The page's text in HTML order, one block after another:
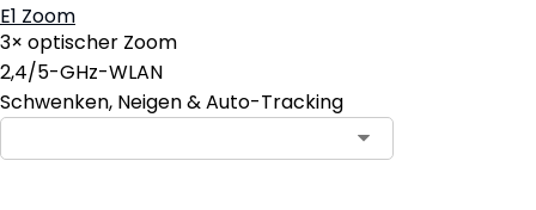
E1 Zoom
3× optischer Zoom
2,4/5-GHz-WLAN
Schwenken, Neigen & Auto-Tracking